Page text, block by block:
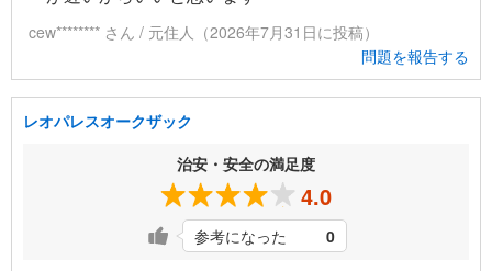
cew******** さん / 元住人（2026年7月31日に投稿）
問題を報告する
レオパレスオークザック
治安・安全の満足度
4.0
参考になった 0